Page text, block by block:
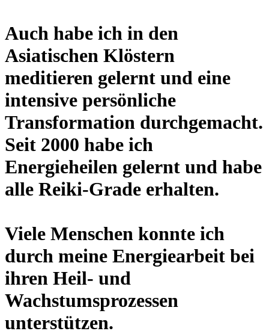
Auch habe ich in den
Asiatischen Klöstern
meditieren gelernt und eine
intensive persönliche
Transformation durchgemacht.
Seit 2000 habe ich
Energieheilen gelernt und habe
alle Reiki-Grade erhalten.
Viele Menschen konnte ich
durch meine Energiearbeit bei
ihren Heil- und
Wachstumsprozessen
unterstützen.